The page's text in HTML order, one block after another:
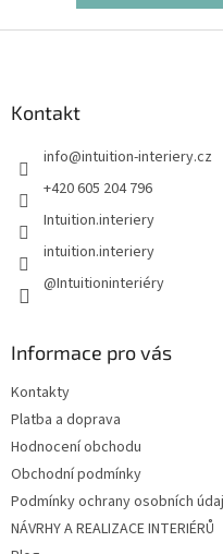
Kontakt
info@intuition-interiery.cz
+420 605 204 796
Intuition.interiery
intuition.interiery
@Intuitioninteriéry
Informace pro vás
Kontakty
Platba a doprava
Hodnocení obchodu
Obchodní podmínky
Podmínky ochrany osobních
NÁVRHY A REALIZACE INTERIÉRŮ